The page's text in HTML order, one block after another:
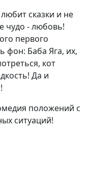
сказки и не
чудо - любовь!
первого
фон: Баба Яга, их,
кот
Да и
положений с
ситуаций!